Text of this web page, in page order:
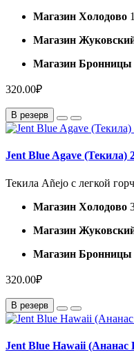
Магазин Холодово 1
Магазин
Магазин Бронницы
320.00₽
В резерв
Jent Blue Agave (Текила)
Текила Añejo с легкой
Магазин Холодово
Магазин
Магазин Бронницы
320.00₽
В резерв
Jent Blue Hawaii (Ананас